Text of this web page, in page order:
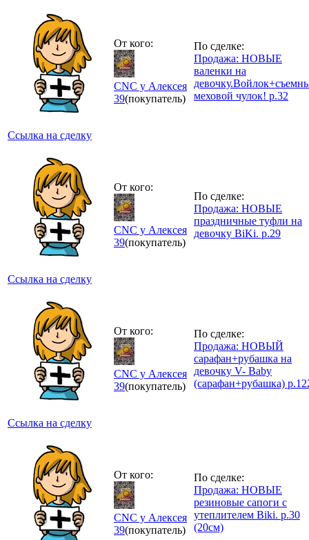
Ссылка на сделку
От кого:
CNC у Алексея
39(покупатель)
По сделке:
Продажа: НОВЫЕ
валенки на
меховой чулок! р.32
Ссылка на сделку
От кого:
CNC у Алексея
39(покупатель)
По сделке:
Продажа: НОВЫЕ
праздничные туфли на
девочку BiKi. р.29
Ссылка на сделку
От кого:
CNC у Алексея
39(покупатель)
По сделке:
Продажа: НОВЫЙ
сарафан+рубашка на
девочку V- Baby
(сарафан+рубашка)
От кого:
CNC у Алексея
39(покупатель)
По сделке:
Продажа: НОВЫЕ
резиновые сапоги с
утеплителем Biki. р.30
(20см)